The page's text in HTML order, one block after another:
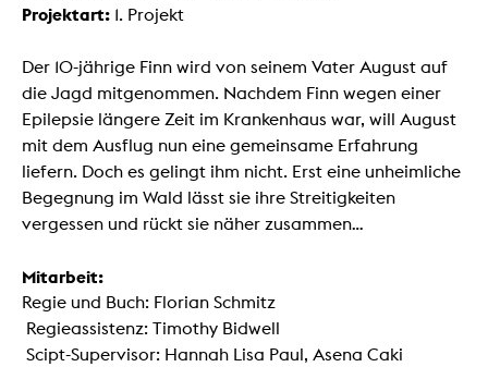
Projektart: 1. Projekt
Der 10-jährige Finn wird von seinem Vater August auf
die Jagd mitgenommen. Nachdem Finn wegen einer
Epilepsie längere Zeit im Krankenhaus war, will August
mit dem Ausflug nun eine gemeinsame Erfahrung
liefern. Doch es gelingt ihm nicht. Erst eine unheimliche
Begegnung im Wald lässt sie ihre Streitigkeiten
vergessen und rückt sie näher zusammen…
Mitarbeit:
Regie und Buch: Florian Schmitz
Regieassistenz: Timothy Bidwell
Scipt-Supervisor: Hannah Lisa Paul, Asena Caki